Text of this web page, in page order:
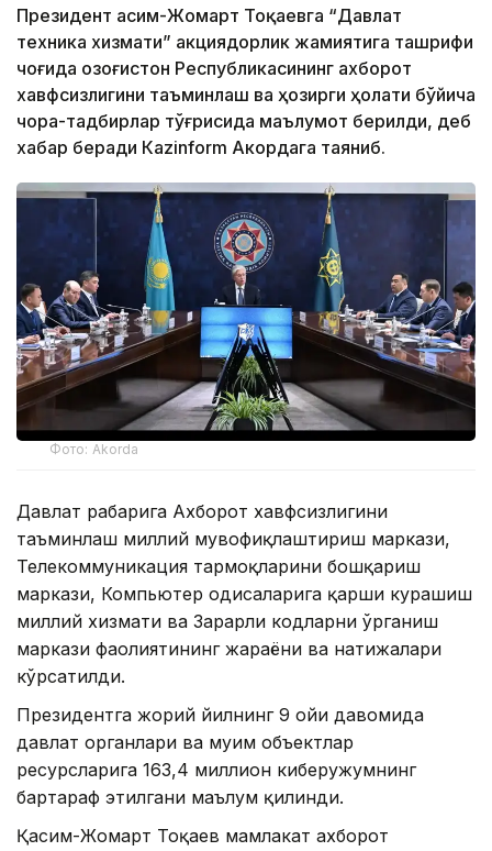
Президент Қасим-Жомарт Тоқаевга “Давлат
техника хизмати” акциядорлик жамиятига ташрифи
чоғида Қозоғистон Республикасининг ахборот
хавфсизлигини таъминлаш ва ҳозирги ҳолати бўйича
чора-тадбирлар тўғрисида маълумот берилди, деб
хабар беради Каzinform Акордага таяниб.
Фото: Akorda
Давлат раҳбарига Ахборот хавфсизлигини
таъминлаш миллий мувофиқлаштириш маркази,
Телекоммуникация тармоқларини бошқариш
маркази, Компьютер ҳодисаларига қарши курашиш
миллий хизмати ва Зарарли кодларни ўрганиш
маркази фаолиятининг жараёни ва натижалари
кўрсатилди.
Президентга жорий йилнинг 9 ойи давомида
давлат органлари ва муҳим объектлар
ресурсларига 163,4 миллион киберҳужумнинг
бартараф этилгани маълум қилинди.
Қасим-Жомарт Тоқаев мамлакат ахборот